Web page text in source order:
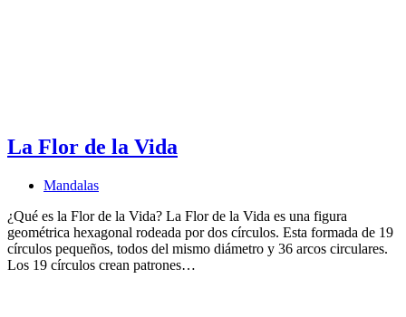
La Flor de la Vida
Mandalas
¿Qué es la Flor de la Vida? La Flor de la Vida es una figura
geométrica hexagonal rodeada por dos círculos. Esta formada de 19
círculos pequeños, todos del mismo diámetro y 36 arcos circulares.
Los 19 círculos crean patrones…